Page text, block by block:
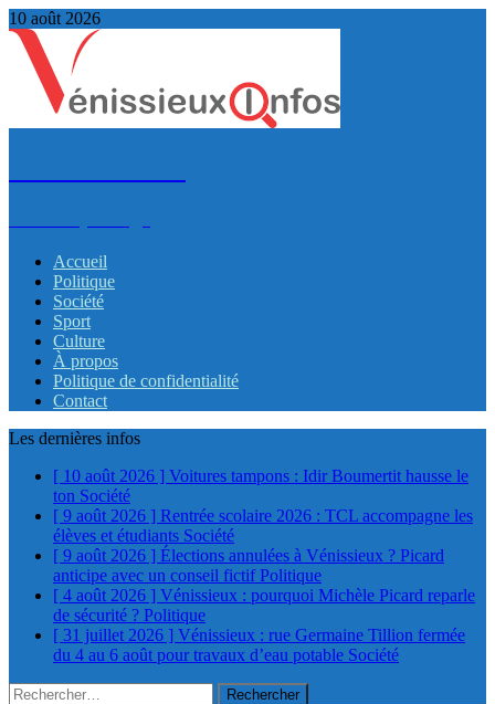
10 août 2026
Accueil
Politique
Société
Sport
Culture
À propos
Politique de confidentialité
Contact
Les dernières infos
[ 10 août 2026 ] Voitures tampons : Idir Boumertit hausse le
ton Société
[ 9 août 2026 ] Rentrée scolaire 2026 : TCL accompagne les
élèves et étudiants Société
[ 9 août 2026 ] Élections annulées à Vénissieux ? Picard
anticipe avec un conseil fictifPolitique
[ 4 août 2026 ] Vénissieux : pourquoi Michèle Picard reparle
de sécurité ? Politique
[ 31 juillet 2026 ] Vénissieux : rue Germaine Tillion fermée
du 4 au 6 août pour travaux d’eau potable Société
Rechercher :